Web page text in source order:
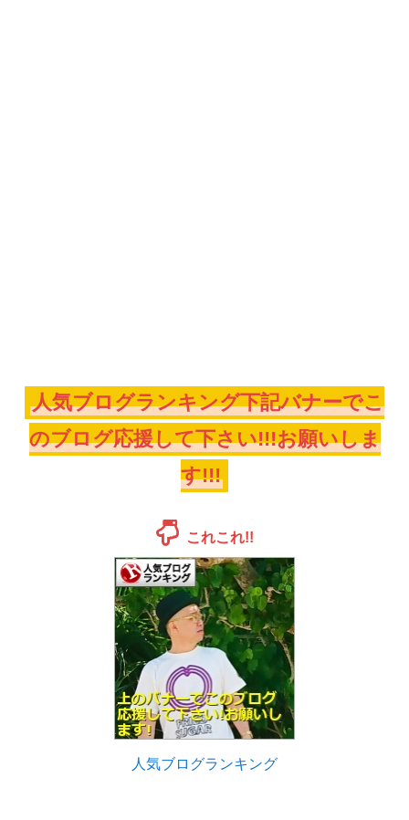
人気ブログランキング下記バナーでこ
のブログ応援して下さい!!!お願いしま
す!!!
これこれ!!
人気ブログランキング